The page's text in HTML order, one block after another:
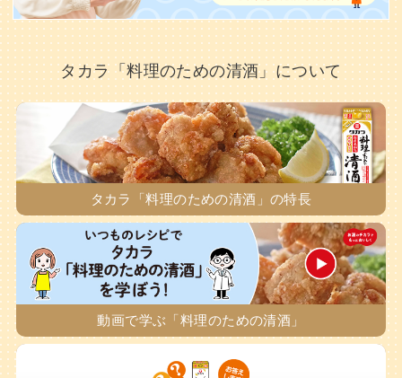
タカラ「料理のための清酒」について
タカラ「料理のための清酒」の特長
動画で学ぶ「料理のための清酒」